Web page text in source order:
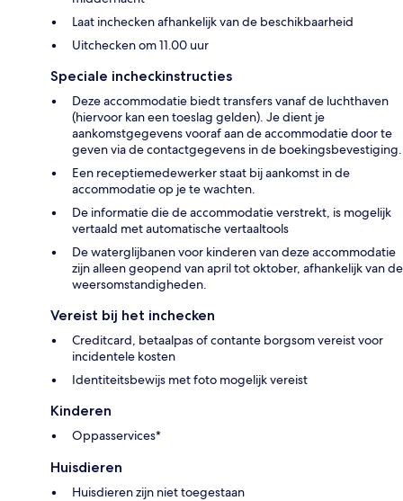
Laat inchecken afhankelijk van de beschikbaarheid
Uitchecken om 11.00 uur
Speciale incheckinstructies
Deze accommodatie biedt transfers vanaf de luchthaven
(hiervoor kan een toeslag gelden). Je dient je
aankomstgegevens vooraf aan de accommodatie door te
geven via de contactgegevens in de boekingsbevestiging.
Een receptiemedewerker staat bij aankomst in de
accommodatie op je te wachten.
De informatie die de accommodatie verstrekt, is mogelijk
vertaald met automatische vertaaltools
De waterglijbanen voor kinderen van deze accommodatie
zijn alleen geopend van april tot oktober, afhankelijk van de
weersomstandigheden.
Vereist bij het inchecken
Creditcard, betaalpas of contante borgsom vereist voor
incidentele kosten
Identiteitsbewijs met foto mogelijk vereist
Kinderen
Oppasservices*
Huisdieren
Huisdieren zijn niet toegestaan